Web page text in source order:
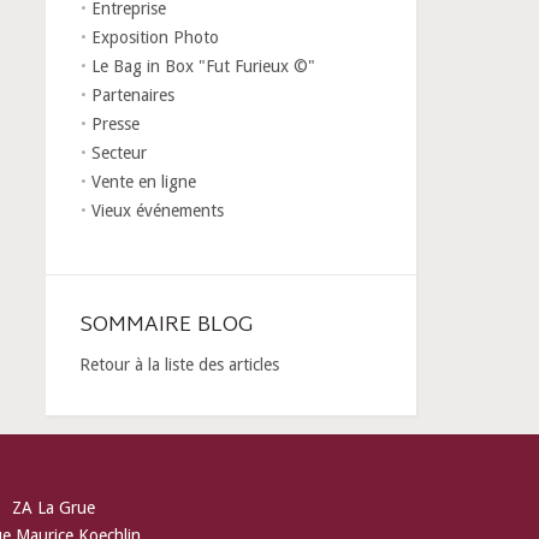
Entreprise
Exposition Photo
Le Bag in Box "Fut Furieux ©"
Partenaires
Presse
Secteur
Vente en ligne
Vieux événements
SOMMAIRE BLOG
Retour à la liste des articles
ZA La Grue